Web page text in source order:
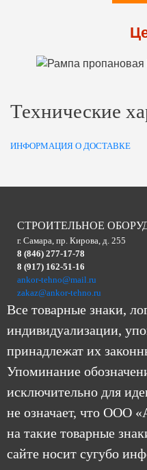
Технические
ИНФОРМАЦИЯ О ДОСТАВКЕ
СТРОИТЕЛЬНОЕ
г. Самара, пр. Кирова, д. 255
8 (846) 277-17-78
8 (917) 162-51-16
ankor-tehno@mail.ru
zakaz@ankor-tehno.ru
Все товарные знаки,
индивидуализации,
принадлежат их
Упоминание
исключительно для
не означает, что ООО
на такие товарные
сайте носит сугубо